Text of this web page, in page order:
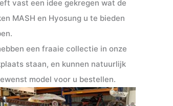
vast een idee gekregen wat de
MASH en Hyosung u te bieden
een fraaie collectie in onze
staan, en kunnen natuurlijk
model voor u bestellen.